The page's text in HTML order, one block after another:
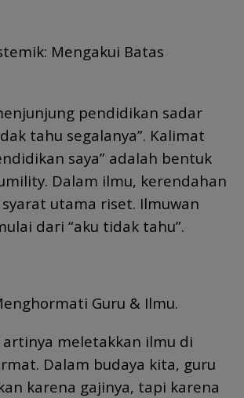
Mengakui Batas
pendidikan sadar
tahu segalanya”. Kalimat
saya” adalah bentuk
Dalam ilmu, kerendahan
utama riset. Ilmuwan
dari “aku tidak tahu”.
Guru & Ilmu.
artinya meletakkan ilmu di
Dalam budaya kita, guru
karena gajinya, tapi karena